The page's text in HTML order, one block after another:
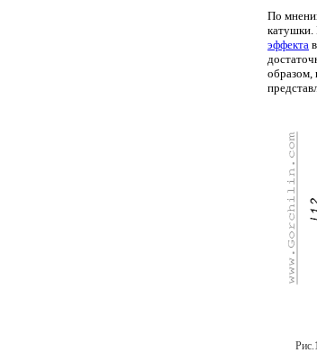
По
катушки.
эффекта
образом,